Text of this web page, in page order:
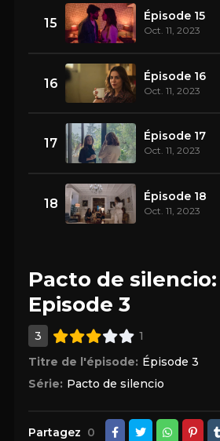
15 Épisode 15
Oct. 11, 2023
16 Épisode 16
Oct. 11, 2023
17 Épisode 17
Oct. 11, 2023
18 Épisode 18
Oct. 11, 2023
Pacto de silencio:
Episode 3
3
1
Titre de l'épisode: Épisode 3
Série: Pacto de silencio
Partagez 0